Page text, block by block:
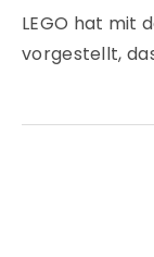
LEGO hat mit
vorgestellt,